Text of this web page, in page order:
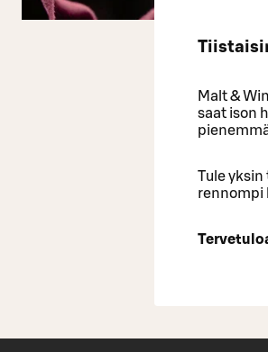
Malt &
saat ison
Tule
rennompi